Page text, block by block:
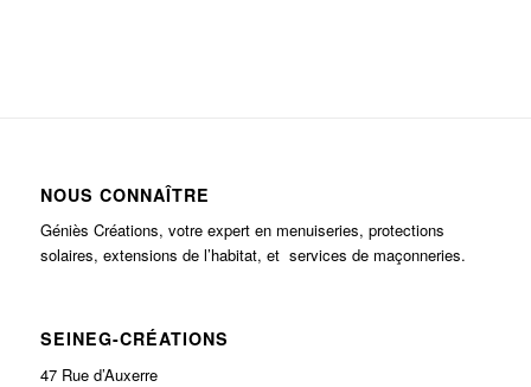
NOUS CONNAÎTRE
Géniès Créations, votre expert en menuiseries, protections
solaires, extensions de l’habitat, et services de maçonneries.
SEINEG-CRÉATIONS
47 Rue d’Auxerre